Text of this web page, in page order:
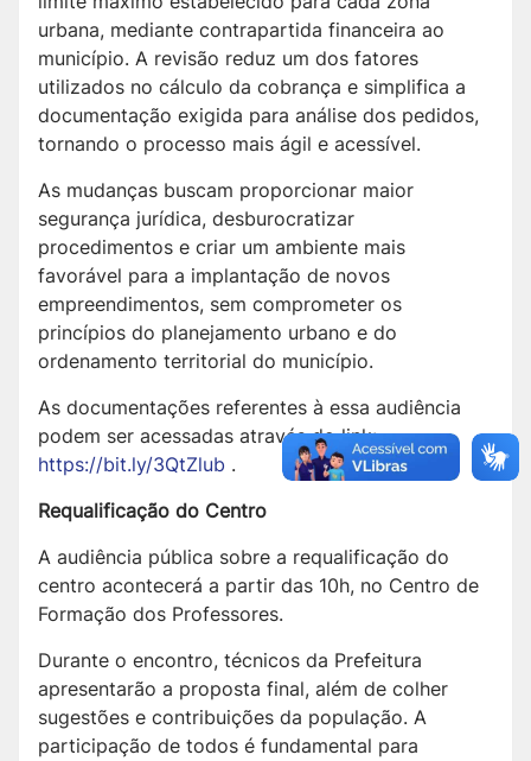
urbana, mediante contrapartida financeira ao
município. A revisão reduz um dos fatores
utilizados no cálculo da cobrança e simplifica a
documentação exigida para análise dos pedidos,
tornando o processo mais ágil e acessível.
As mudanças buscam proporcionar maior
segurança jurídica, desburocratizar
procedimentos e criar um ambiente mais
favorável para a implantação de novos
empreendimentos, sem comprometer os
princípios do planejamento urbano e do
ordenamento territorial do município.
As documentações referentes à essa audiência
podem ser acessadas através do link:
https://bit.ly/3QtZlub .
Requalificação do Centro
A audiência pública sobre a requalificação do
centro acontecerá a partir das 10h, no Centro de
Formação dos Professores.
Durante o encontro, técnicos da Prefeitura
apresentarão a proposta final, além de colher
sugestões e contribuições da população. A
participação de todos é fundamental para